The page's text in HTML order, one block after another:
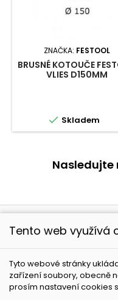
ZNAČKA: FESTOOL
BRUSNÉ KOTOUČE
VLIES D150MM
 Skladem
Nasledujte
NAŠE SPOLEČNOST
VÁŠ ÚČET
Tento web využívá
Tyto webové stránky
zařízení soubory, obecně
prosím nastavení cookies